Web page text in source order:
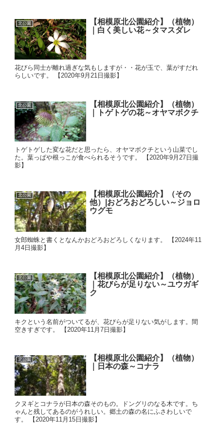
北公園
【相模原北公園紹介】（植物）
｜白く美しい花～タマスダレ
花びら同士が離れ過ぎな気もしますが・・花が玉で、葉がすだれ
らしいです。 【2020年9月21日撮影】
北公園
【相模原北公園紹介】（植物）
｜トゲトゲの花～オヤマボクチ
トゲトゲした変な花だと思ったら、オヤマボクチという山菜でし
た。葉っぱや根っこが食べられるそうです。 【2020年9月27日撮
影】
北公園
【相模原北公園紹介】（その
他）|おどろおどろしい～ジョロ
ウグモ
女郎蜘蛛と書くとなんかおどろおどろしくなります。 【2024年11
月4日撮影】
北公園
【相模原北公園紹介】（植物）
｜花びらが足りない～ユウガギ
ク
キクという名前がついてるが、花びらが足りない気がします。間
空きすぎです。 【2020年11月7日撮影】
北公園
【相模原北公園紹介】（植物）
｜日本の森～コナラ
クヌギとコナラが日本の森そのもの。ドングリのなる木です。ち
ゃんと残してあるのがうれしい。郷土の森の名にふさわしいで
す。 【2020年11月15日撮影】